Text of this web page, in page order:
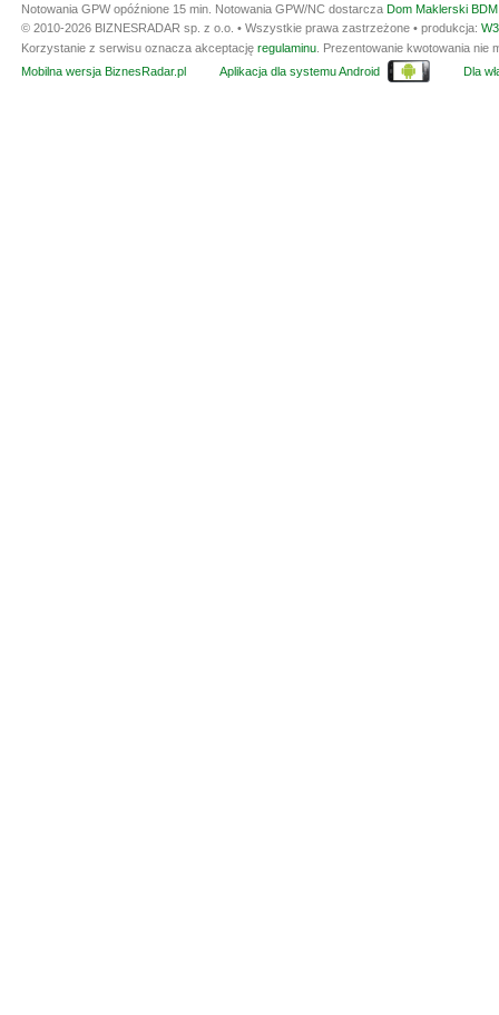
Notowania GPW opóźnione 15 min. Notowania GPW/NC dostarcza Dom Maklerski
© 2010-2026 BIZNESRADAR sp. z o.o. • Wszystkie prawa zastrzeżone • produkcja:
Korzystanie z serwisu oznacza akceptację regulaminu . Prezentowanie kwotowania
Mobilna wersja BiznesRadar.pl
Aplikacja dla systemu Android Dla